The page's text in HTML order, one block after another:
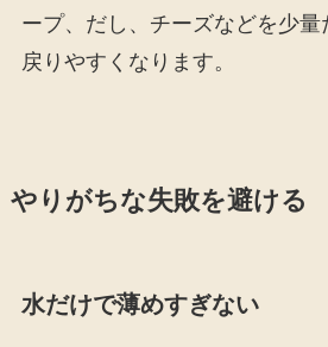
ープ、だし、チーズなどを少
戻りやすくなります。
やりがちな失敗を避ける
水だけで薄めすぎない